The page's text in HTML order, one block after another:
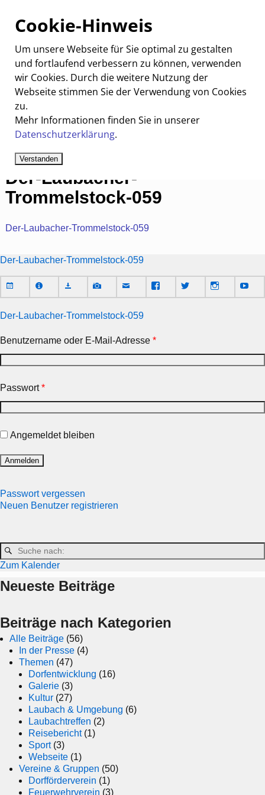
Laubach Aktuelles Vereine & Gruppen
Interaktiv
Startseite→ Laubacher Trommelstock
Der-Laubacher-
Trommelstock-059
Der-Laubacher-Trommelstock-059
Der-Laubacher-Trommelstock-059
Der-Laubacher-Trommelstock-059
Benutzername oder E-Mail-Adresse *
Passwort*
Angemeldet bleiben
Passwort vergessen
Neuen Benutzer registrieren
Zum Kalender
Neueste Beiträge
Beiträge nach Kategorien
Alle Beiträge (56)
In der Presse (4)
Themen (47)
Dorfentwicklung (16)
Galerie (3)
Kultur (27)
Laubach & Umgebung (6)
Laubachtreffen (2)
Reisebericht(1)
Sport(3)
Webseite (1)
Vereine & Gruppen (50)
Dorfförderverein (1)
Feuerwehrverein (3)
Cookie-Hinweis
Um unsere Webseite für Sie optimal zu gestalten
und fortlaufend verbessern zu können, verwenden
wir Cookies. Durch die weitere Nutzung der
Webseite stimmen Sie der Verwendung von Cookies
zu.
Mehr Informationen finden Sie in unserer
Datenschutzerklärung.